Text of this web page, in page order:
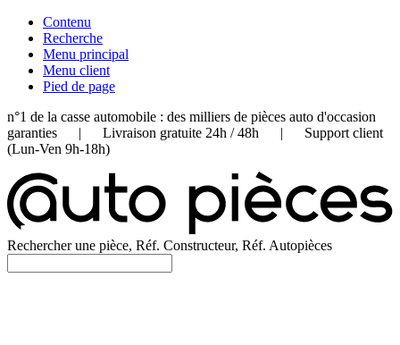
Contenu
Recherche
Menu principal
Menu client
Pied de page
n°1 de la casse automobile : des milliers de pièces auto d'occasion
garanties | Livraison gratuite 24h / 48h | Support client
(Lun-Ven 9h-18h)
Rechercher une pièce, Réf. Constructeur, Réf. Autopièces